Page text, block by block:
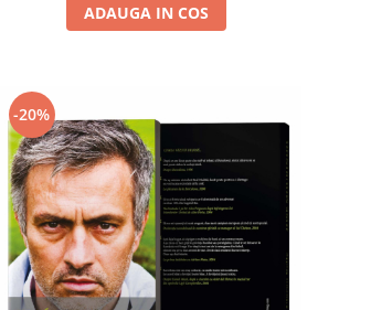
ADAUGA IN COS
-20%